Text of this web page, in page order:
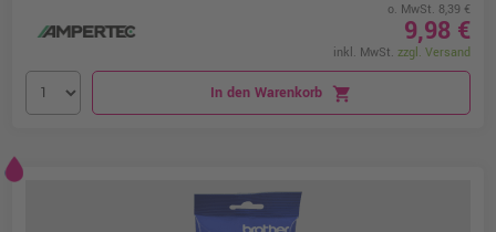
o. MwSt. 8,39 €
9,98 €
inkl. MwSt. zzgl. Versand
In den Warenkorb shopping_cart